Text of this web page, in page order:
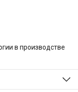
в производстве